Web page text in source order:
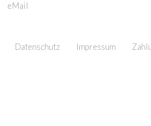
eMail
Datenschutz Impressum